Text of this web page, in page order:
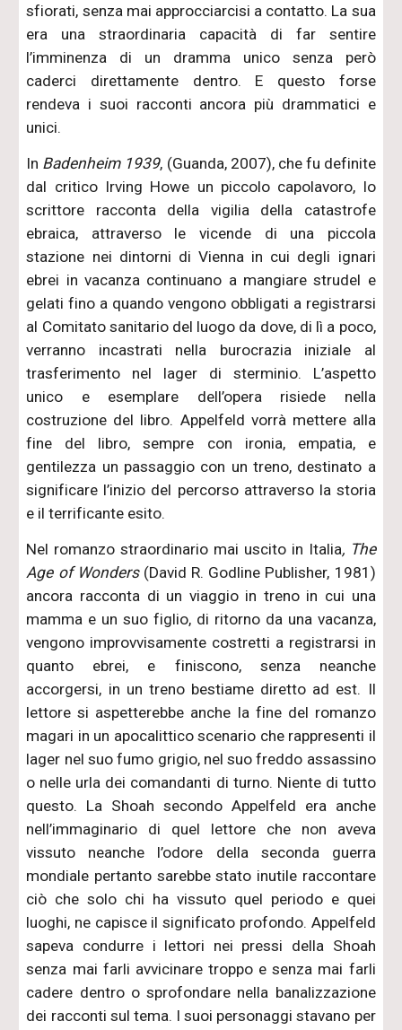
sfiorati, senza mai approcciarcisi a contatto. La sua
era una straordinaria capacità di far sentire
l’imminenza di un dramma unico senza però
caderci direttamente dentro. E questo forse
rendeva i suoi racconti ancora più drammatici e
unici.
In Badenheim 1939, (Guanda, 2007), che fu definite
dal critico Irving Howe un piccolo capolavoro, lo
scrittore racconta della vigilia della catastrofe
ebraica, attraverso le vicende di una piccola
stazione nei dintorni di Vienna in cui degli ignari
ebrei in vacanza continuano a mangiare strudel e
gelati fino a quando vengono obbligati a registrarsi
al Comitato sanitario del luogo da dove, di lì a poco,
verranno incastrati nella burocrazia iniziale al
trasferimento nel lager di sterminio. L’aspetto
unico e esemplare dell’opera risiede nella
costruzione del libro. Appelfeld vorrà mettere alla
fine del libro, sempre con ironia, empatia, e
gentilezza un passaggio con un treno, destinato a
significare l’inizio del percorso attraverso la storia
e il terrificante esito.
Nel romanzo straordinario mai uscito in Italia, The
Age of Wonders(David R. Godline Publisher, 1981)
ancora racconta di un viaggio in treno in cui una
mamma e un suo figlio, di ritorno da una vacanza,
vengono improvvisamente costretti a registrarsi in
quanto ebrei, e finiscono, senza neanche
accorgersi, in un treno bestiame diretto ad est. Il
lettore si aspetterebbe anche la fine del romanzo
magari in un apocalittico scenario che rappresenti il
lager nel suo fumo grigio, nel suo freddo assassino
o nelle urla dei comandanti di turno. Niente di tutto
questo. La Shoah secondo Appelfeld era anche
nell’immaginario di quel lettore che non aveva
vissuto neanche l’odore della seconda guerra
mondiale pertanto sarebbe stato inutile raccontare
ciò che solo chi ha vissuto quel periodo e quei
luoghi, ne capisce il significato profondo. Appelfeld
sapeva condurre i lettori nei pressi della Shoah
senza mai farli avvicinare troppo e senza mai farli
cadere dentro o sprofondare nella banalizzazione
dei racconti sul tema. I suoi personaggi stavano per